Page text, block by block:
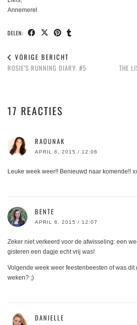
Annemerel
DELEN:
VORIGE BERICHT
ROSIE’S RUNNING DIARY: #5
THE
17 REACTIES
RAOUNAK
APRIL 6, 2015 / 12:06
Leuke week weer!! Benieuwd naar komende!!
BENTE
APRIL 6, 2015 / 12:07
Zeker niet verkeerd voor de afwisseling: een
gisteren een dagje echt vrij was!
Volgende week weer feestenbeesten of was
weken? ;)
DANIELLE